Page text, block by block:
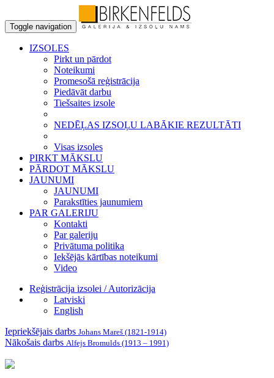
Toggle navigation
IZSOLES
Pirkt un pārdot
Noteikumi
Promesošā reģistrācija
Piedāvāt darbu
Tiešsaites izsole
NEDĒĻAS IZSOĻU LABĀKIE REZULTĀTI
Visas izsoles
PIRKT MĀKSLU
PĀRDOT MĀKSLU
JAUNUMI
JAUNUMI
Parakstīties jaunumiem
PAR GALERIJU
Kontakti
Par galeriju
Privātuma politika
Iekšējās kārtības noteikumi
Video
Reģistrācija izsolei / Autorizācija
Latviski
English
Iepriekšējais darbs Johans Mareš (1821-1914)
Nākošais darbs Alfejs Bromulds (1913 – 1991)